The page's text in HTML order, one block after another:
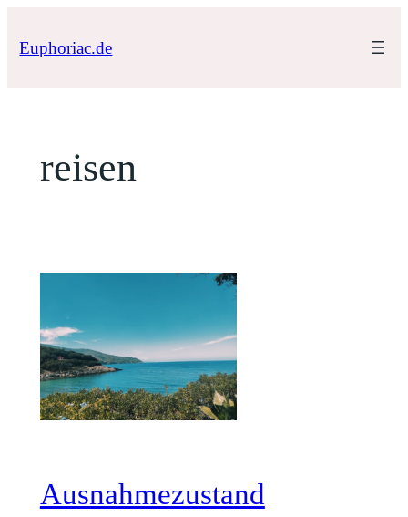
Inhalt
Euphoriac.de
reisen
Ausnahmezustand